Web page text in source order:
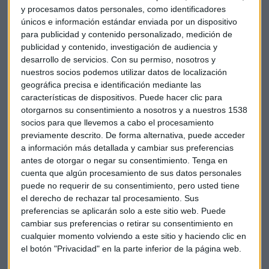
y procesamos datos personales, como identificadores
únicos e información estándar enviada por un dispositivo
para publicidad y contenido personalizado, medición de
publicidad y contenido, investigación de audiencia y
desarrollo de servicios. Con su permiso, nosotros y
nuestros socios podemos utilizar datos de localización
geográfica precisa e identificación mediante las
características de dispositivos. Puede hacer clic para
otorgarnos su consentimiento a nosotros y a nuestros 1538
socios para que llevemos a cabo el procesamiento
previamente descrito. De forma alternativa, puede acceder
a información más detallada y cambiar sus preferencias
antes de otorgar o negar su consentimiento. Tenga en
cuenta que algún procesamiento de sus datos personales
puede no requerir de su consentimiento, pero usted tiene
el derecho de rechazar tal procesamiento. Sus
preferencias se aplicarán solo a este sitio web. Puede
cambiar sus preferencias o retirar su consentimiento en
cualquier momento volviendo a este sitio y haciendo clic en
el botón "Privacidad" en la parte inferior de la página web.
Draghi están presionando los precios a la baja.
“Observamos que,a medida que la recuperación se
fortalece, la oferta de trabajo también está
aumentando. La participación en la fuerza de trabajo
ha ido creciendo constantemente en los últimos años
impulsada especialmente por el aumento de las tasas de
participación de los trabajadores de más edad. También
vemos evidencias de que la oferta de mano de obra se ha
vuelto más elástica debido a la inmigración,
particularmente en economías de fuerte crecimiento como
Alemania”, ha comentado Draghi en el encuentro de Sintra.
En opinión de Mario Draghi la política del BCE está
funcionando y sus efectos sobre la inflación se
materializarán gradualmente.
El presidente del BCE insiste en que la recuperación global
se está afianzando y ampliando. Y considera clave que los